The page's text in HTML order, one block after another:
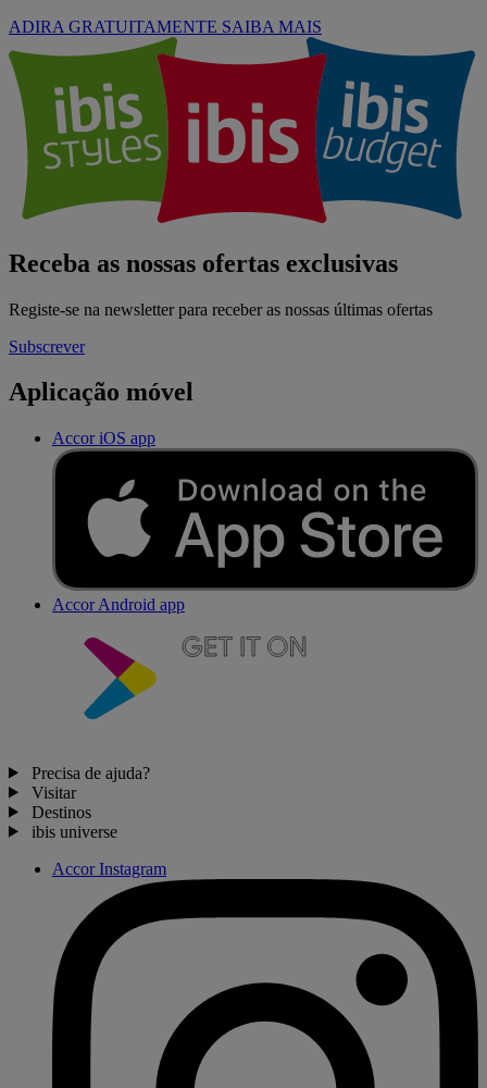
ADIRA GRATUITAMENTE SAIBA MAIS
Receba as nossas ofertas exclusivas
Registe-se na newsletter para receber as nossas últimas ofertas
Subscrever
Aplicação móvel
Accor iOS app
Accor Android app
Precisa de ajuda?
Visitar
Destinos
ibis universe
Accor Instagram